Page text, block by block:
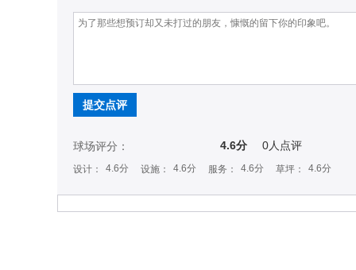
提交点评
球场评分： 4.6分 0人点评
设计： 4.6分 设施： 4.6分 服务： 4.6分 草坪： 4.6分